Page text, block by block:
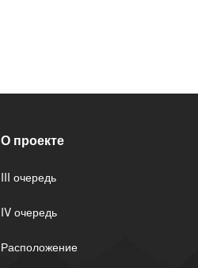
О проекте
III очередь
IV очередь
Расположение